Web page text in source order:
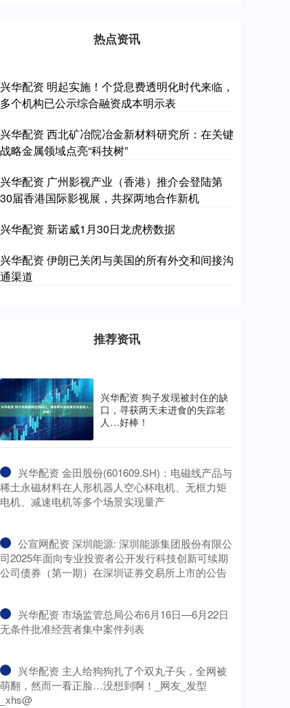
热点资讯
兴华配资 明起实施！个贷息费透明化时代来临，
多个机构已公示综合融资成本明示表
兴华配资 西北矿冶院冶金新材料研究所：在关键
战略金属领域点亮“科技树”
兴华配资 广州影视产业（香港）推介会登陆第
30届香港国际影视展，共探两地合作新机
兴华配资 新诺威1月30日龙虎榜数据
兴华配资 伊朗已关闭与美国的所有外交和间接沟
通渠道
推荐资讯
兴华配资 狗子发现被封住的缺
口，寻获两天未进食的失踪老
人…好棒！
​兴华配资 金田股份(601609.SH)：电磁线产品与
稀土永磁材料在人形机器人空心杯电机、无框力矩
电机、减速电机等多个场景实现量产
​公宣网配资 深圳能源: 深圳能源集团股份有限公
司2025年面向专业投资者公开发行科技创新可续期
公司债券（第一期）在深圳证券交易所上市的公告
​兴华配资 市场监管总局公布6月16日—6月22日
无条件批准经营者集中案件列表
​兴华配资 主人给狗狗扎了个双丸子头，全网被
萌翻，然而一看正脸…没想到啊！_网友_发型
_xhs@